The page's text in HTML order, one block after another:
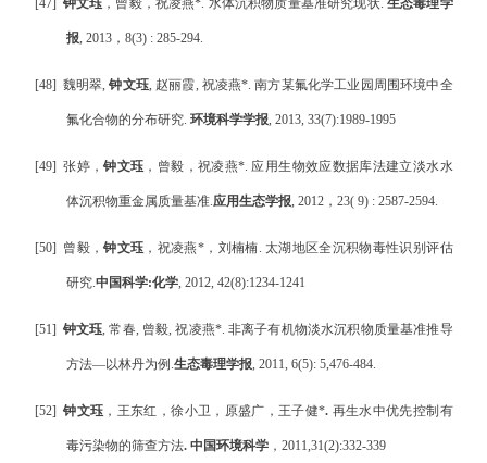
[47] 钟文珏 ，曾毅，祝凌燕*. 水体沉积物质量基准研究现状. 生态毒理学
报, 2013， 8(3) : 285-294.
[48] 魏明翠,钟文珏, 赵丽霞, 祝凌燕*.南方某氟化学工业园周围环境中全
氟化合物的分布研究. 环境科学学报, 2013, 33(7):1989-1995
[49] 张婷，钟文珏 ， 曾毅， 祝凌燕*.应用生物效应数据库法建立淡水水
体沉积物重金属质量基准.应用生态学报, 2012， 23( 9) : 2587-2594.
[50] 曾毅，钟文珏 ，祝凌燕*，刘楠楠. 太湖地区全沉积物毒性识别评估
研究.中国科学:化学, 2012, 42(8):1234-1241
[51] 钟文珏,常春, 曾毅,祝凌燕*. 非离子有机物淡水沉积物质量基准推导
方法—以林丹为例 .生态毒理学报, 2011, 6(5): 5,476-484.
[52] 钟文珏 ，王东红，徐小卫，原盛广，王子健*. 再生水中优先控制有
毒污染物的筛查方法. 中国环境科学， 2011,31(2):332-339